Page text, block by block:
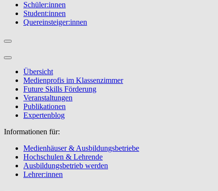
Schüler:innen
Student:innen
Quereinsteiger:innen
Übersicht
Medienprofis im Klassenzimmer
Future Skills Förderung
Veranstaltungen
Publikationen
Expertenblog
Informationen für:
Medienhäuser & Ausbildungsbetriebe
Hochschulen & Lehrende
Ausbildungsbetrieb werden
Lehrer:innen